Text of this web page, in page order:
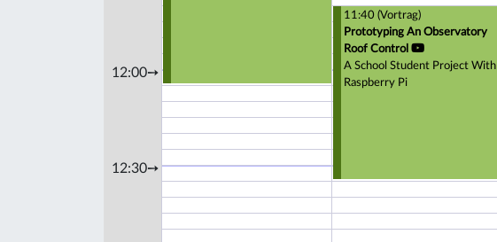
12:00➙
12:30➙
11:40 (Vortrag)
Prototyping An Observatory
Roof Control
A School Student Project With
Raspberry Pi